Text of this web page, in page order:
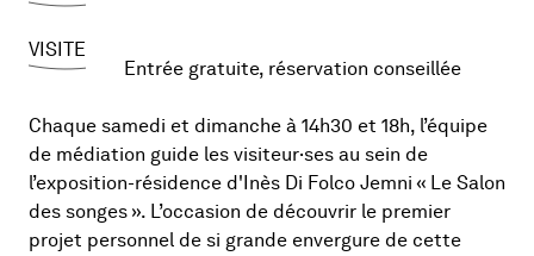
VISITE
Entrée gratuite, réservation conseillée
Chaque samedi et dimanche à 14h30 et 18h, l’équipe
de médiation guide les visiteur·ses au sein de
l’exposition-résidence d'Inès Di Folco Jemni « Le Salon
des songes ». L’occasion de découvrir le premier
projet personnel de si grande envergure de cette